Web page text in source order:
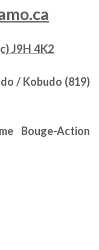
J9H 4K2
/ Kobudo (819)
Bouge-Action